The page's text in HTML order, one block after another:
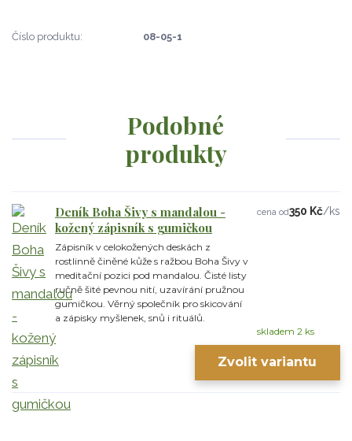
Číslo produktu: 08-05-1
Podobné
produkty
Deník Boha Šivy s mandalou -
kožený zápisník s gumičkou
Zápisník v celokožených deskách z
rostlinně činěné kůže s ražbou Boha Šivy v
meditační pozici pod mandalou. Čisté listy
ručně šité pevnou nití, uzavírání pružnou
gumičkou. Věrný společník pro skicování
a zápisky myšlenek, snů i rituálů.
cena od350 Kč/ks
skladem 2 ks
Zvolit variantu